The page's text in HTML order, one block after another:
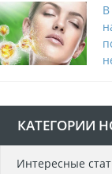
В
КАТЕГОРИИ
Интересные